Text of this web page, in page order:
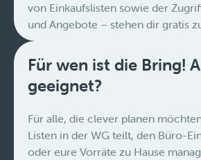
von Einkaufslisten sowie der
und Angebote – stehen dir gratis
Für wen ist die Bring!
geeignet?
Für alle, die clever planen
Listen in der WG teilt, den Büro-
oder eure Vorräte zu Hause